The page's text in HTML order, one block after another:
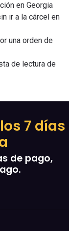
en Georgia
ir a la cárcel en
una orden de
de lectura de
7 días
de pago,